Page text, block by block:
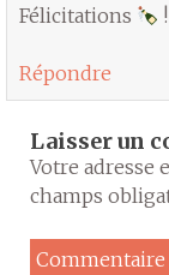
Félicitations
!
Répondre
Laisser un
Votre adresse
champs
Commentaire